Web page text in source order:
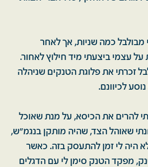
מבולבל כמה שניות, אך לאחר
עצמי ביצעתי מיד חילוץ לאחור.
זכרתי את פלוגת הטנקים שניהלה
לכיוונם.
להרים את הכיסא, על מנת שאוכל
שאוהל הצד, שהיה מותקן בנגמ"ש,
היה לי זמן להתעסק בזה. כאשר
מפקד הטנק סימן לי עם הדגלים